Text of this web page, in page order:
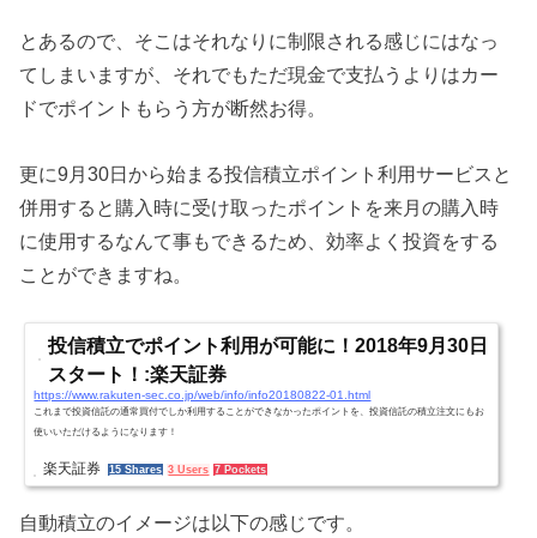
とあるので、そこはそれなりに制限される感じにはなっ
てしまいますが、それでもただ現金で支払うよりはカー
ドでポイントもらう方が断然お得。
更に9月30日から始まる投信積立ポイント利用サービスと
併用すると購入時に受け取ったポイントを来月の購入時
に使用するなんて事もできるため、効率よく投資をする
ことができますね。
投信積立でポイント利用が可能に！2018年9月30日
スタート！:楽天証券
https://www.rakuten-sec.co.jp/web/info/info20180822-01.html
これまで投資信託の通常買付でしか利用することができなかったポイントを、投資信託の積立注文にもお
使いいただけるようになります！
楽天証券 15 Shares 3 Users 7 Pockets
自動積立のイメージは以下の感じです。